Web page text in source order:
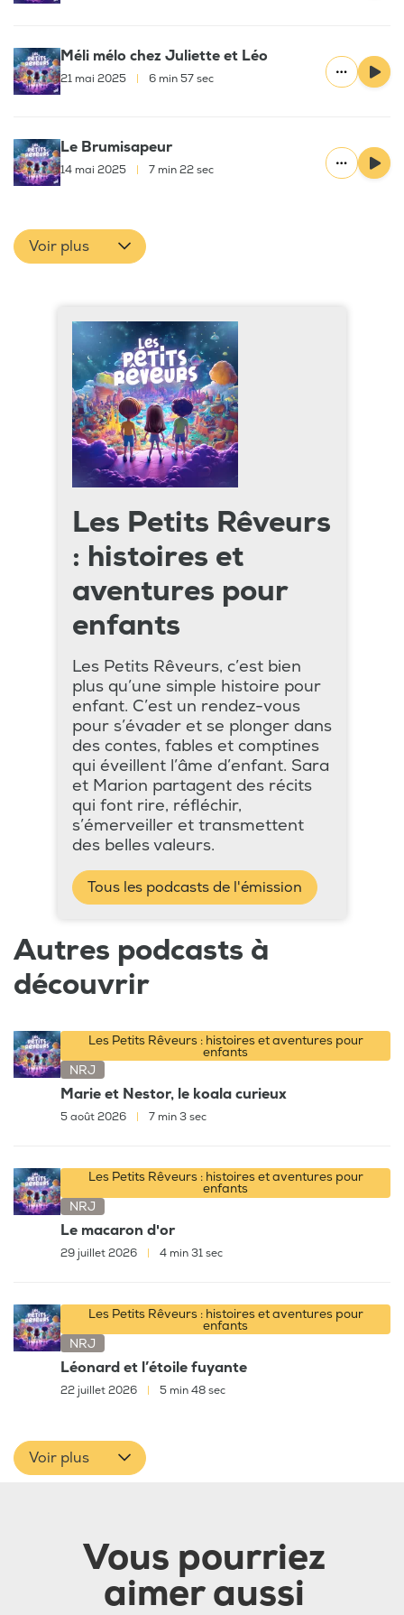
Méli mélo chez Juliette et Léo
21 mai 2025 6 min 57 sec
Le Brumisapeur
14 mai 2025 7 min 22 sec
Voir plus
Les Petits Rêveurs
: histoires et
aventures pour
enfants
Les Petits Rêveurs, c’est bien
plus qu’une simple histoire pour
enfant. C’est un rendez-vous
pour s’évader et se plonger dans
des contes, fables et comptines
qui éveillent l’âme d’enfant. Sara
et Marion partagent des récits
qui font rire, réfléchir,
s’émerveiller et transmettent
des belles valeurs.
Tous les podcasts de l'émission
Autres podcasts à
découvrir
Les Petits Rêveurs : histoires et aventures pour
enfants
NRJ
Marie et Nestor, le koala curieux
5 août 2026 7 min 3 sec
Les Petits Rêveurs : histoires et aventures pour
enfants
NRJ
Le macaron d'or
29 juillet 2026 4 min 31 sec
Les Petits Rêveurs : histoires et aventures pour
enfants
NRJ
Léonard et l’étoile fuyante
22 juillet 2026 5 min 48 sec
Voir plus
Vous pourriez
aimer aussi